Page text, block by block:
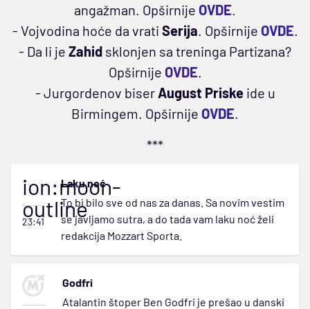
angažman. Opširnije OVDE.
- Vojvodina hoće da vrati Serija. Opširnije OVDE.
- Da li je Zahid sklonjen sa treninga Partizana?
Opširnije OVDE.
- Jurgordenov biser August Priske ide u
Birmingem. Opširnije OVDE.
***
ion:moon-
outline
23:41
Laku noć
To bi bilo sve od nas za danas. Sa novim vestim
se javljamo sutra, a do tada vam laku noć želi
redakcija Mozzart Sporta.
Godfri
Atalantin štoper Ben Godfri je prešao u danski